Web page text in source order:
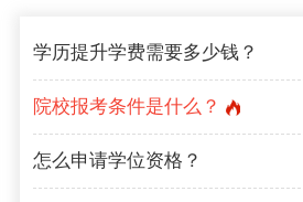
学历提升学费需要多少钱？
院校报考条件是什么？
怎么申请学位资格？